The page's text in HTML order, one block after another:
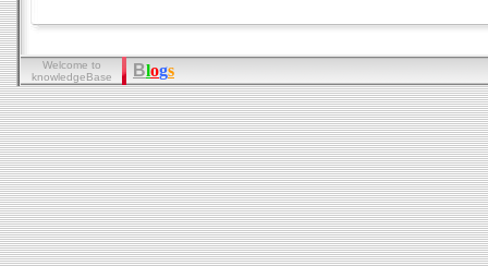
Welcome to
knowledgeBase
Blogs